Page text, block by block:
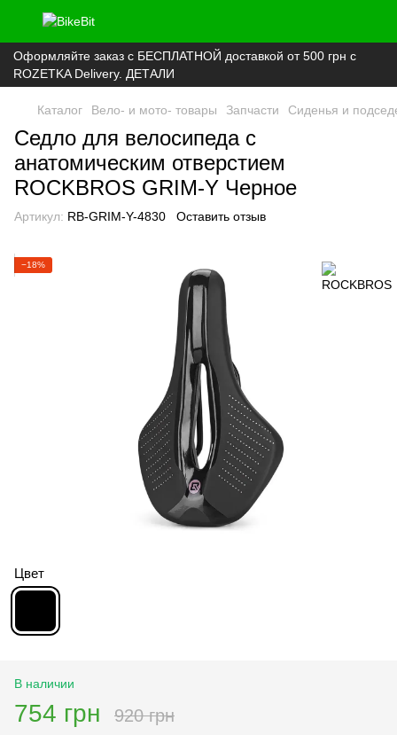
Оформляйте заказ с БЕСПЛАТНОЙ доставкой от 500 грн с
ROZETKA Delivery. ДЕТАЛИ
Каталог Вело- и мото- товары Запчасти Сиденья и
Седло для велосипеда с
анатомическим отверстием
ROCKBROS GRIM-Y Черное
Артикул: RB-GRIM-Y-4830 Оставить отзыв
−18%
Цвет
В наличии
754 грн 920 грн